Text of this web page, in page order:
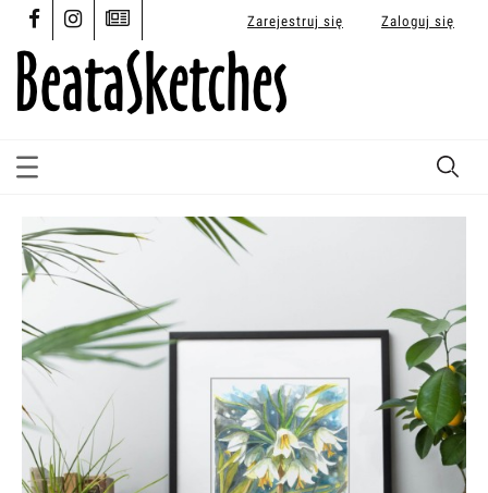
Zarejestruj się Zaloguj się